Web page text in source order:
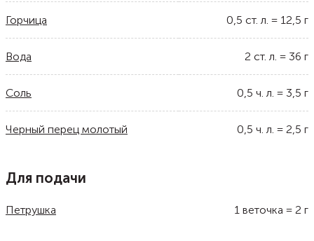
Горчица 0,5 ст. л. = 12,5 г
Вода 2 ст. л. = 36 г
Соль 0,5 ч. л. = 3,5 г
Черный перец молотый 0,5 ч. л. = 2,5 г
Для подачи
Петрушка 1 веточка = 2 г